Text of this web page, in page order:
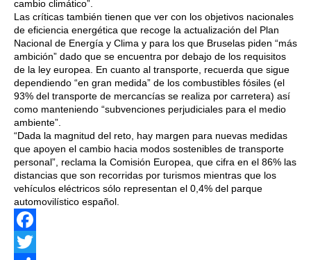
cambio climático”.
Las críticas también tienen que ver con los objetivos nacionales
de eficiencia energética que recoge la actualización del Plan
Nacional de Energía y Clima y para los que Bruselas piden “más
ambición” dado que se encuentra por debajo de los requisitos
de la ley europea. En cuanto al transporte, recuerda que sigue
dependiendo “en gran medida” de los combustibles fósiles (el
93% del transporte de mercancías se realiza por carretera) así
como manteniendo “subvenciones perjudiciales para el medio
ambiente”.
“Dada la magnitud del reto, hay margen para nuevas medidas
que apoyen el cambio hacia modos sostenibles de transporte
personal”, reclama la Comisión Europea, que cifra en el 86% las
distancias que son recorridas por turismos mientras que los
vehículos eléctricos sólo representan el 0,4% del parque
automovilístico español.
Facebook